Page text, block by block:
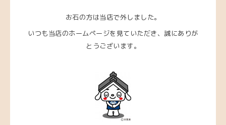
お石の方は当店で外しました。
いつも当店のホームページを見ていただき、誠にありが
とうございます。